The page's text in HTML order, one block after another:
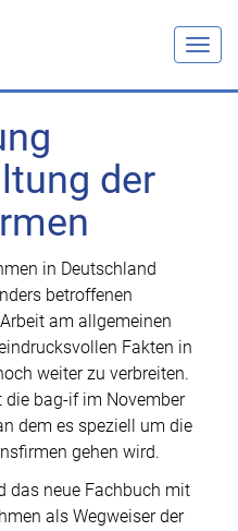
der
in Deutschland
betroffenen
am allgemeinen
Fakten in
weiter zu verbreiten.
die bag-if im November
dem es speziell um die
gehen wird.
das neue Fachbuch mit
als Wegweiser der